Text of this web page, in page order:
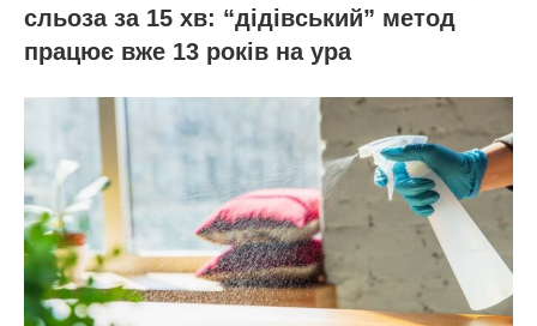
сльоза за 15 хв: “дідівський” метод
працює вже 13 років на ура